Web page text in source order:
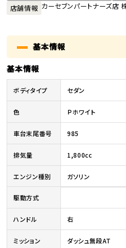
店舗情報 カーセブンパートナーズ店
基本情報
基本情報
ボディタイプ セダン
色 Ｐホワイト
車台末尾番号 985
排気量 1,800cc
エンジン種別 ガソリン
駆動方式
ハンドル 右
ミッション ダッシュ無段AT